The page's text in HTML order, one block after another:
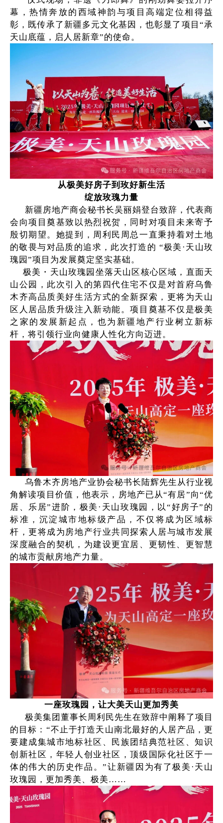
幕，热情奔放的西域神韵与项目高端定位相得益
彰，既传承了新疆多元文化基因，也彰显了项目 “承
天山底蕴，启人居新章”的使命。
从极美好房子到玫好新生活
绽放玫瑰力量
新疆房地产商会秘书长吴丽娟登台致辞，代表商
会向项目奠基致以热烈祝贺，同时对项目未来寄予
殷切期望。她提到，周利民周总一直秉持着对土地
的敬畏与对品质的追求，此次打造的 “极美·天山玫
瑰园”项目为发展奠定坚实基础。
极美・天山玫瑰园坐落天山区核心区域，直面天
山公园，此次引入的第四代住宅不仅是对首府乌鲁
木齐高品质美好生活方式的全新探索，更将为天山
区人居品质升级注入新动能。项目奠基不仅是极美
之家的发展新起点，也为新疆地产行业树立新标
杆，将引领行业向健康人性化方向迈进。
乌鲁木齐房地产业协会秘书长陆辉先生从行业视
角解读项目价值，他表示，房地产已从“有居”向“优
居、乐居”进阶，极美·天山玫瑰园，以“好房子”的
标准，沉淀城市地标级产品，不仅将成为区域标
杆，更将成为房地产行业共同探索人居与城市发展
深度融合的契机，为建设更宜居、更韧性、更智慧
的城市贡献房地产力量。
一座玫瑰园，让大美天山更加秀美
极美集团董事长周利民先生在致辞中阐释了项目
的目标：“不止于打造天山南北最好的人居产品，更
要建成集城市地标社区、民族团结典范社区、知识
创新社区，年轻人创业社区，顶级国际化社区于一
体的伟大的历史作品。”让新疆因为有了极美·天山
玫瑰园，更加秀美、极美……